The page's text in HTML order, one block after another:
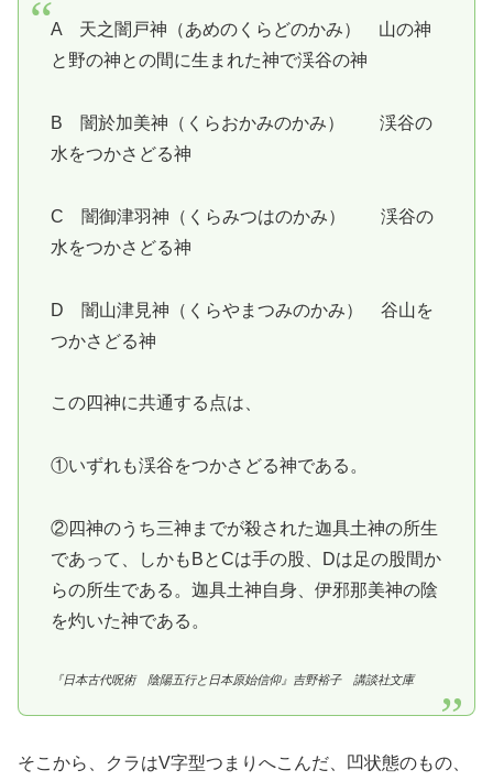
A 天之闇戸神（あめのくらどのかみ） 山の神
と野の神との間に生まれた神で渓谷の神
B 闇於加美神（くらおかみのかみ） 渓谷の
水をつかさどる神
C 闇御津羽神（くらみつはのかみ） 渓谷の
水をつかさどる神
D 闇山津見神（くらやまつみのかみ） 谷山を
つかさどる神
この四神に共通する点は、
①いずれも渓谷をつかさどる神である。
②四神のうち三神までが殺された迦具土神の所生
であって、しかもBとCは手の股、Dは足の股間か
らの所生である。迦具土神自身、伊邪那美神の陰
を灼いた神である。
『日本古代呪術 陰陽五行と日本原始信仰』吉野裕子 講談社文庫
そこから、クラはV字型つまりへこんだ、凹状態のもの、